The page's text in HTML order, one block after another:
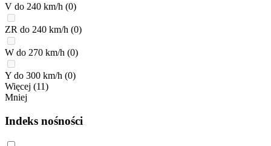
V do 240 km/h (0)
ZR do 240 km/h (0)
W do 270 km/h (0)
Y do 300 km/h (0)
Więcej (11)
Mniej
Indeks nośności